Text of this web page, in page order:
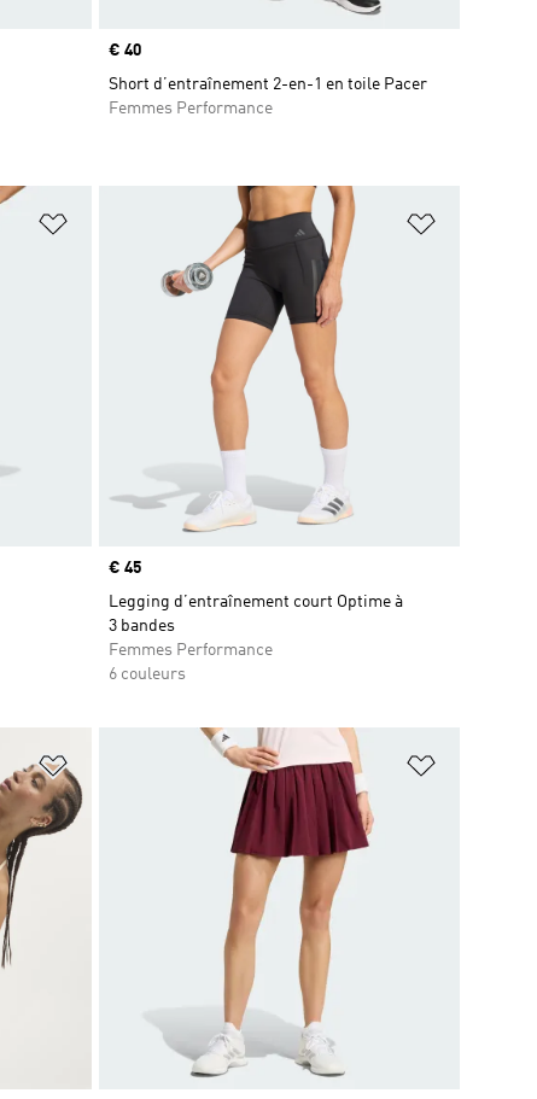
Prix
€ 40
Short d’entraînement 2-en-1 en toile Pacer
Femmes Performance
Ajouter à la Liste de produits favoris
Prix
€ 45
Legging d’entraînement court Optime à
3 bandes
Femmes Performance
6 couleurs
Ajouter à la Liste de produits favoris